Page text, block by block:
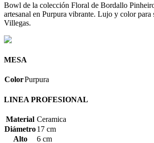
Bowl de la colección Floral de Bordallo
artesanal en Purpura vibrante. Lujo y color para
Villegas.
MESA
ColorPurpura
LINEA PROFESIONAL
Material Ceramica
Diámetro17 cm
Alto
6 cm